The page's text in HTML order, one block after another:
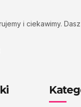
i ciekawimy.